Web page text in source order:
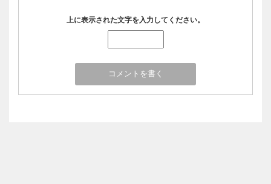
上に表示された文字を入力してください。